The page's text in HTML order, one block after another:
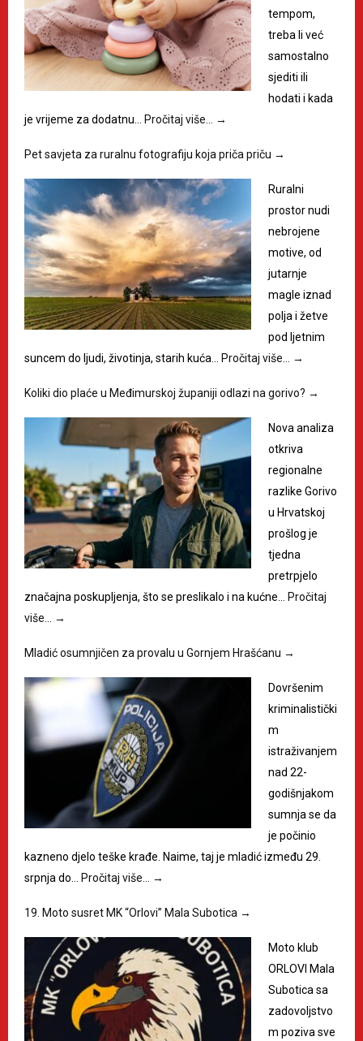
tempom,
treba li već
samostalno
sjediti ili
hodati i kada
je vrijeme za dodatnu…
Pročitaj više… →
Pet savjeta za ruralnu fotografiju koja priča priču →
Ruralni
prostor nudi
nebrojene
motive, od
jutarnje
magle iznad
polja i žetve
pod ljetnim
suncem do ljudi, životinja, starih kuća…
Pročitaj više… →
Koliki dio plaće u Međimurskoj županiji odlazi na gorivo? →
Nova analiza
otkriva
regionalne
razlike Gorivo
u Hrvatskoj
prošlog je
tjedna
pretrpjelo
značajna poskupljenja, što se preslikalo i na kućne…
Pročitaj
više…
→
Mladić osumnjičen za provalu u Gornjem Hrašćanu →
Dovršenim
kriminalistički
m
istraživanjem
nad 22-
godišnjakom
sumnja se da
je počinio
kazneno djelo teške krađe. Naime, taj je mladić između 29.
srpnja do…
Pročitaj više… →
19. Moto susret MK “Orlovi” Mala Subotica →
Moto klub
ORLOVI Mala
Subotica sa
zadovoljstvo
m poziva sve